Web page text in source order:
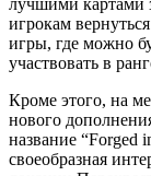
игрокам
игры, где можно
участвовать в
Кроме этого, на
нового
название “Forged
своеобразная